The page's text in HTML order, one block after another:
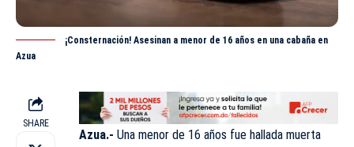
¡Consternación! Asesinan a menor de 16 años en una cabaña en
Azua
SHARE
Azua.- Una menor de 16 años fue hallada muerta